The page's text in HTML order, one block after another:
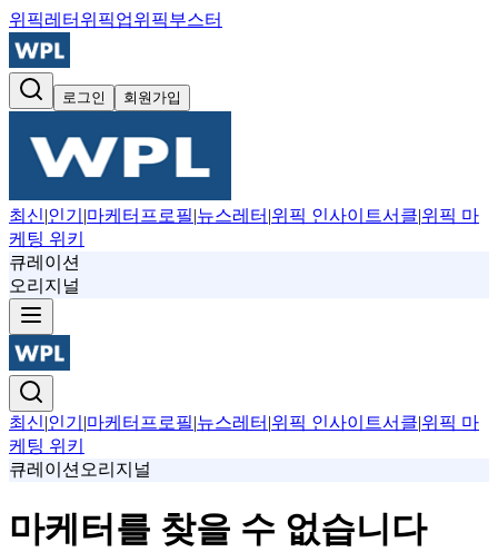
위픽레터 위픽업위픽부스터
로그인 회원가입
최신|인기 |마케터프로필|뉴스레터 |위픽 인사이트서클|위픽 마
케팅 위키
큐레이션
오리지널
최신|인기 |마케터프로필|뉴스레터 |위픽 인사이트서클|위픽 마
케팅 위키
큐레이션 오리지널
마케터를 찾을 수 없습니다